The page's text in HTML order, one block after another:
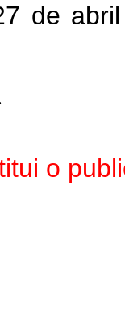
de
o